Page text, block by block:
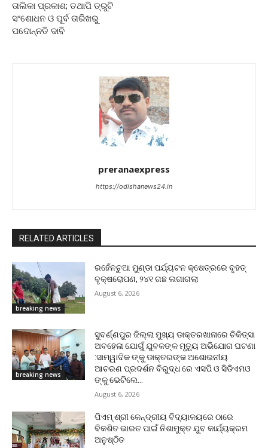
ତାଲିକା ପ୍ରକାଶ; ତଥାପି ତ୍ରୁଟି
ସଂଶୋଧନ ଓ ପୂର୍ବ ତାରିଖରୁ
ପଦୋନ୍ନତି ଦାବି
preranaexpress
https://odishanews24.in
RELATED ARTICLES
breaking news
ରହେଁନଚୁଆ ମୁଣ୍ଡା ପର୍ଯ୍ୟଟନ କ୍ଷେତ୍ରରେ ବୃହତ୍
ବୃକ୍ଷରୋପଣ, ୨୪୧ ଗଛ ଲଗାଗଲା
August 6, 2026
breaking news
ସୁବର୍ଣ୍ଣପୁର ଜିଲ୍ଲା ମୁଖ୍ୟ ଡାକ୍ତରଖାନାରେ ଚିକିତ୍ସା
ଅବହେଳା ଯୋଗୁଁ ଯୁବକଙ୍କ ମୃତ୍ୟୁ ଅଭିଯୋଗ ଘଟଣା
:ସାମ୍ୱାଦିକ ଙ୍କୁ ଡାକ୍ତରଙ୍କ ଅଶୋଭନୀୟ
ଆଚରଣ ପ୍ରଦର୍ଶନ ବିରୁଦ୍ଧ ରେ ଏସପି ଓ ସିଡିଏମଓ
ଙ୍କୁ ଭେଟିଲେ...
August 6, 2026
ପିଏମ୍ ଶ୍ରୀ କେନ୍ଦ୍ରୀୟ ବିଦ୍ୟାଳୟରେ ଠାରେ
ବିକଶିତ ଭାରତ ପାଇଁ ନିଶାମୁକ୍ତ ଯୁବ କାର୍ଯ୍ୟକ୍ରମ
ଅନୁଷ୍ଠିତ